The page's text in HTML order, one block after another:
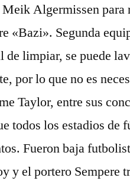
Algermissen para
«Bazi». Segunda
limpiar, se puede
por lo que no es
Taylor, entre sus
todos los estadios de
Fueron baja
y el portero Sempere